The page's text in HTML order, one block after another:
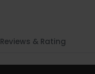
Reviews & Rating